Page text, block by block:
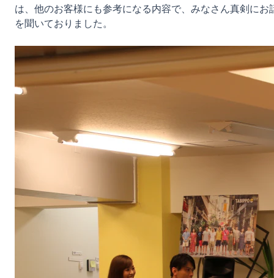
は、他のお客様にも参考になる内容で、みなさん真剣にお
を聞いておりました。